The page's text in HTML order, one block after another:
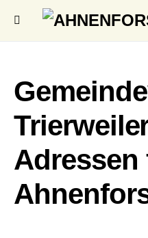
Adressen